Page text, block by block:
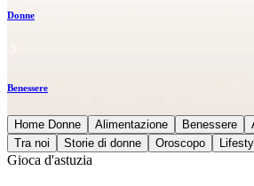
Donne
Benessere
Home Donne Alimentazione Benessere
Tra noi
Storie di donne Oroscopo
Gioca d'astuzia